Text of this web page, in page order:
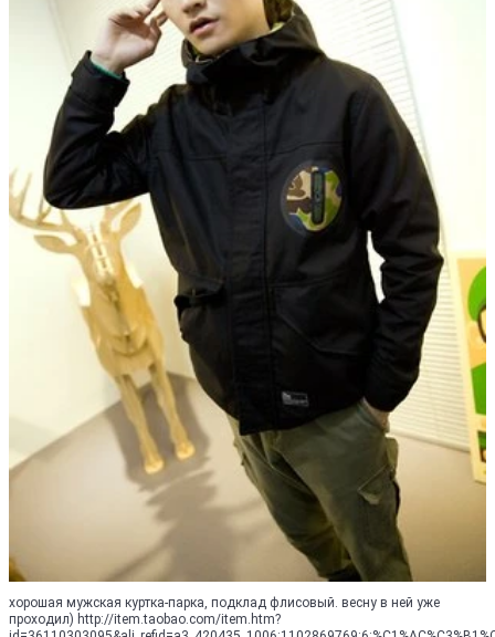
хорошая мужская куртка-парка, подклад флисовый. весну в ней уже
проходил) http://item.taobao.com/item.htm?